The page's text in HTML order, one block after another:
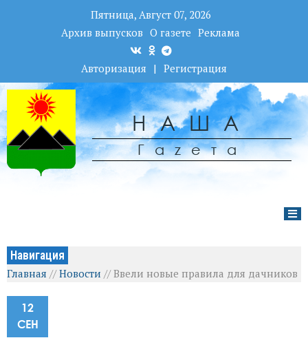
Пятница, Август 07, 2026
Архив выпусков О газете Реклама
Авторизация | Регистрация
НАША
Гаzета
Навигация
Главная //Новости //Ввели новые правила для дачников
12
СЕН